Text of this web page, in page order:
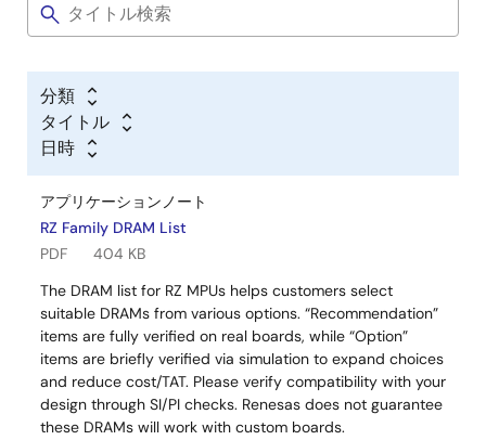
分類
タイトル
日時
アプリケーションノート
RZ Family DRAM List
PDF
404 KB
The DRAM list for RZ MPUs helps customers select
suitable DRAMs from various options. “Recommendation”
items are fully verified on real boards, while “Option”
items are briefly verified via simulation to expand choices
and reduce cost/TAT. Please verify compatibility with your
design through SI/PI checks. Renesas does not guarantee
these DRAMs will work with custom boards.